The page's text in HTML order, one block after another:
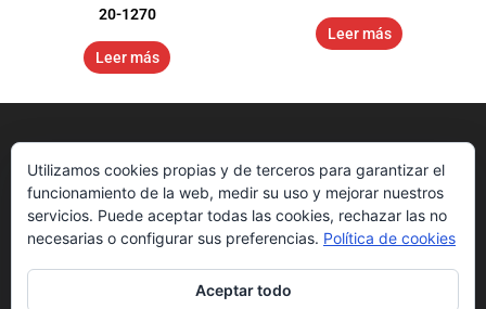
20-1270
Leer más
Leer más
Utilizamos cookies propias y de terceros para garantizar el
funcionamiento de la web, medir su uso y mejorar nuestros
servicios. Puede aceptar todas las cookies, rechazar las no
necesarias o configurar sus preferencias. Política de cookies
Aceptar todo